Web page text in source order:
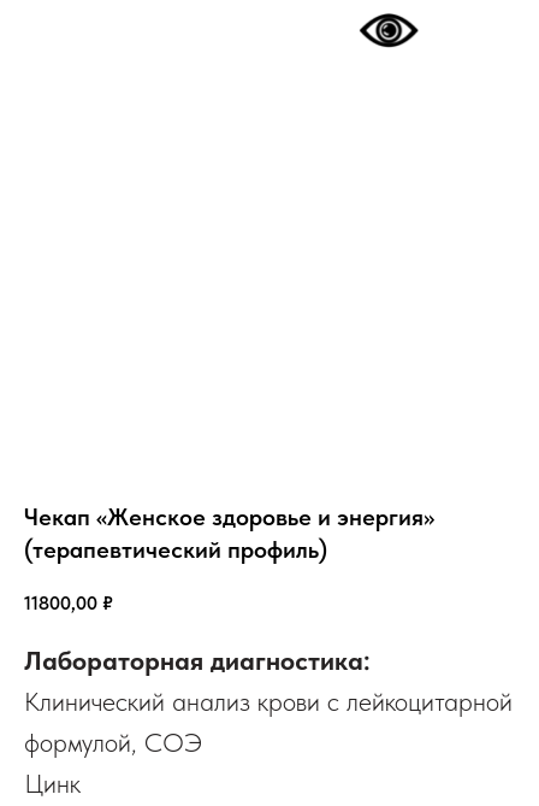
Чекап «Женское здоровье и энергия»
(терапевтический профиль)
11800,00 ₽
Лабораторная диагностика:
Клинический анализ крови с лейкоцитарной
формулой, СОЭ
Цинк